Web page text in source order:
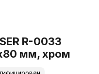
R-0033
мм, хром